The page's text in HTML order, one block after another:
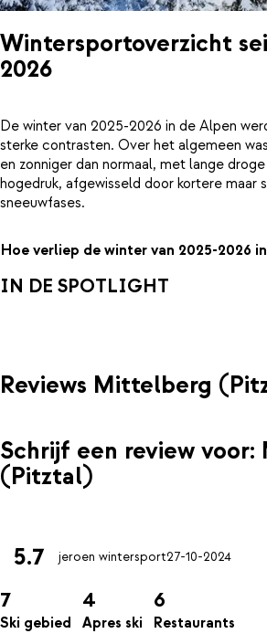
Wintersportoverzicht
2026
De winter van 2025-2026 in de Alpen
sterke contrasten. Over het algemeen
en zonniger dan normaal, met lange
hogedruk, afgewisseld door kortere maar
sneeuwfases.
Hoe verliep de winter van 2025-2026
IN DE SPOTLIGHT
Reviews Mittelberg
Schrijf een review
(Pitztal)
5.7 jeroen wintersport27-10-2024
7
Ski gebied
4
Apres ski
6
Restaurants